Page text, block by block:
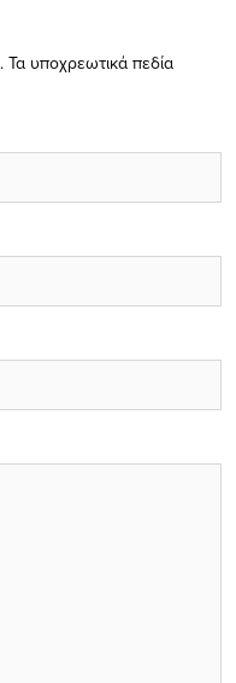
Τα υποχρεωτικά πεδία